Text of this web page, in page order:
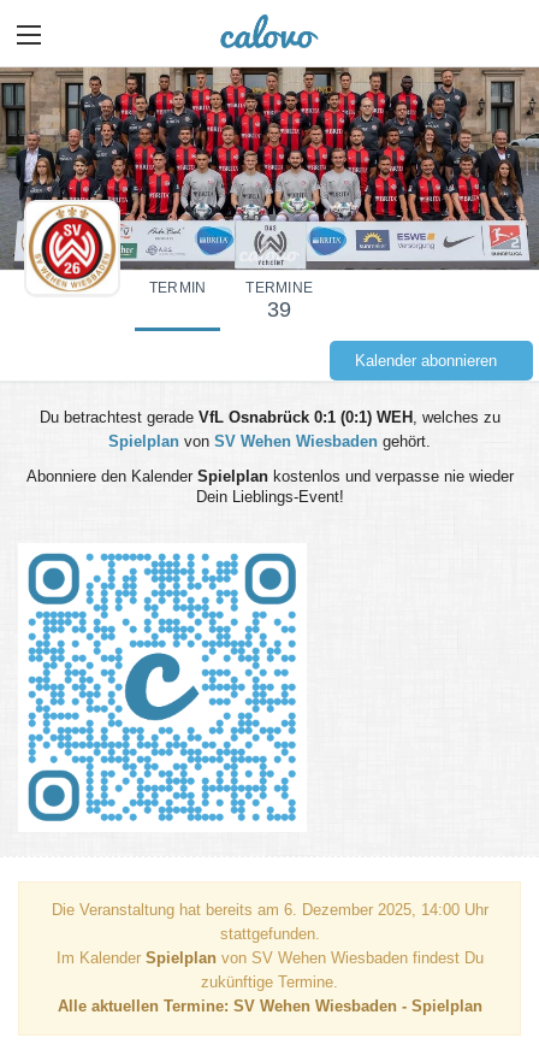
TERMIN TERMINE
39
Kalender abonnieren
Du betrachtest gerade VfL Osnabrück 0:1 (0:1) WEH , welches zu
Spielplan von SV Wehen Wiesbaden gehört.
Abonniere den Kalender Spielplankostenlos und verpasse nie wieder
Dein Lieblings-Event!
Die Veranstaltung hat bereits am 6. Dezember 2025, 14:00 Uhr
stattgefunden.
Im Kalender Spielplanvon SV Wehen Wiesbaden findest Du
zukünftige Termine.
Alle aktuellen Termine: SV Wehen Wiesbaden - Spielplan